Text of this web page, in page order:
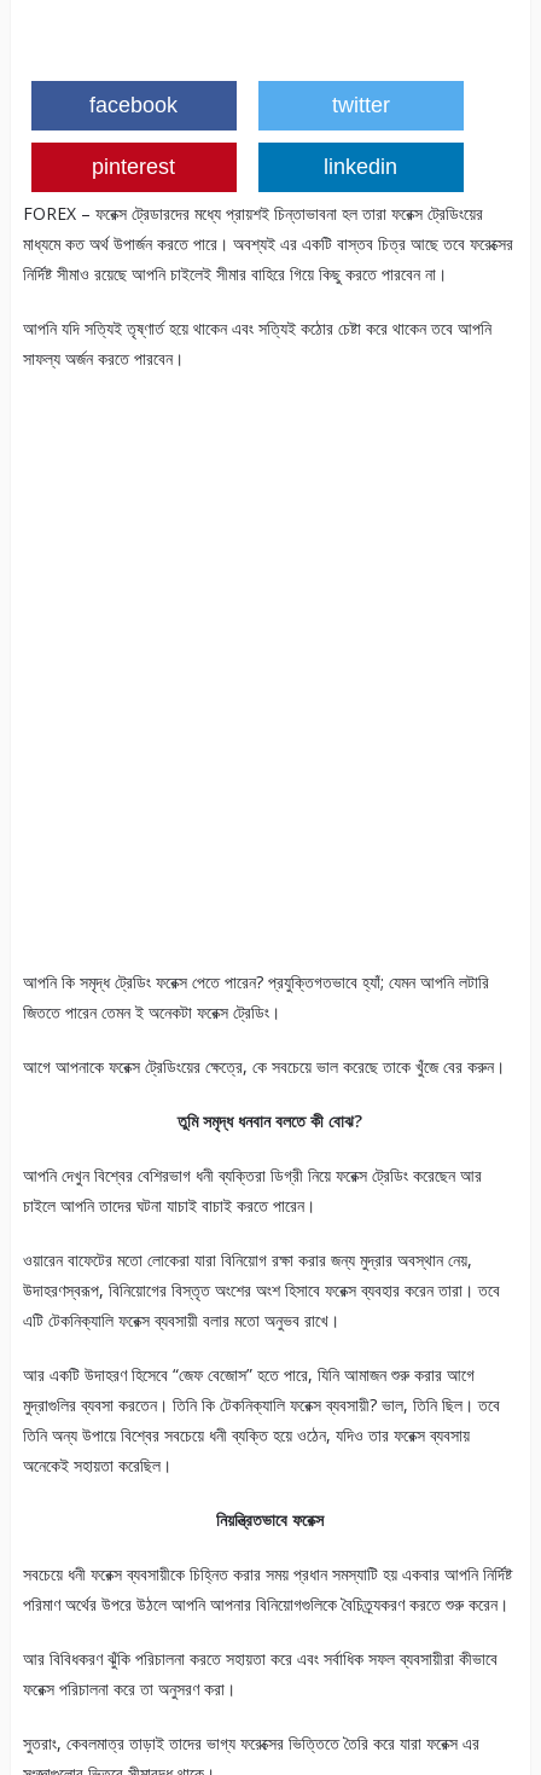
facebook twitter
pinterest linkedin
FOREX – ফরেক্স ট্রেডারদের মধ্যে প্রায়শই চিন্তাভাবনা হল তারা ফরেক্স ট্রেডিংয়ের
মাধ্যমে কত অর্থ উপার্জন করতে পারে। অবশ্যই এর একটি বাস্তব চিত্র আছে তবে ফরেক্সের
নির্দিষ্ট সীমাও রয়েছে আপনি চাইলেই সীমার বাহিরে গিয়ে কিছু করতে পারবেন না।
আপনি যদি সত্যিই তৃষ্ণার্ত হয়ে থাকেন এবং সত্যিই কঠোর চেষ্টা করে থাকেন তবে আপনি
সাফল্য অর্জন করতে পারবেন।
আপনি কি সমৃদ্ধ ট্রেডিং ফরেক্স পেতে পারেন? প্রযুক্তিগতভাবে হ্যাঁ; যেমন আপনি লটারি
জিততে পারেন তেমন ই অনেকটা ফরেক্স ট্রেডিং।
আগে আপনাকে ফরেক্স ট্রেডিংয়ের ক্ষেত্রে, কে সবচেয়ে ভাল করেছে তাকে খুঁজে বের করুন।
তুমি সমৃদ্ধধনবান বলতে কী বোঝ?
আপনি দেখুন বিশ্বের বেশিরভাগ ধনী ব্যক্তিরা ডিগ্রী নিয়ে ফরেক্স ট্রেডিং করেছেন আর
চাইলে আপনি তাদের ঘটনা যাচাই বাচাই করতে পারেন।
ওয়ারেন বাফেটের মতো লোকেরা যারা বিনিয়োগ রক্ষা করার জন্য মুদ্রার অবস্থান নেয়,
উদাহরণস্বরূপ, বিনিয়োগের বিস্তৃত অংশের অংশ হিসাবে ফরেক্স ব্যবহার করেন তারা। তবে
এটি টেকনিক্যালি ফরেক্স ব্যবসায়ী বলার মতো অনুভব রাখে।
আর একটি উদাহরণ হিসেবে “জেফ বেজোস” হতে পারে, যিনি আমাজন শুরু করার আগে
মুদ্রাগুলির ব্যবসা করতেন। তিনি কি টেকনিক্যালি ফরেক্স ব্যবসায়ী? ভাল, তিনি ছিল। তবে
তিনি অন্য উপায়ে বিশ্বের সবচেয়ে ধনী ব্যক্তি হয়ে ওঠেন, যদিও তার ফরেক্স ব্যবসায়
অনেকেই সহায়তা করেছিল।
নিয়ন্ত্রিতভাবে ফরেক্স
সবচেয়ে ধনী ফরেক্স ব্যবসায়ীকে চিহ্নিত করার সময় প্রধান সমস্যাটি হয় একবার আপনি নির্দিষ্ট
পরিমাণ অর্থের উপরে উঠলে আপনি আপনার বিনিয়োগগুলিকে বৈচিত্র্যকরণ করতে শুরু করেন।
আর বিবিধকরণ ঝুঁকি পরিচালনা করতে সহায়তা করে এবং সর্বাধিক সফল ব্যবসায়ীরা কীভাবে
ফরেক্স পরিচালনা করে তা অনুসরণ করা।
সুতরাং, কেবলমাত্র তাড়াই তাদের ভাগ্য ফরেক্সের ভিত্তিতে তৈরি করে যারা ফরেক্স এর